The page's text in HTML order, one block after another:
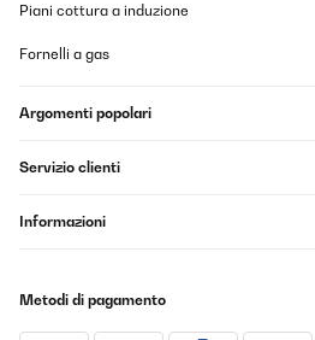
Bin gegeistert von der Bettwäsche.
Die Farbe ist auch top.
Amazon-Benutzer
Ich bin begeistert von der sleepwise
Piani cottura a induzione
Fornelli a gas
Argomenti popolari
Servizio clienti
Informazioni
Metodi di pagamento